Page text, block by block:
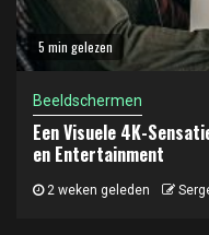
5 min gelezen
Beeldschermen
Een Visuele 4K-
en Entertainment
2 weken geleden